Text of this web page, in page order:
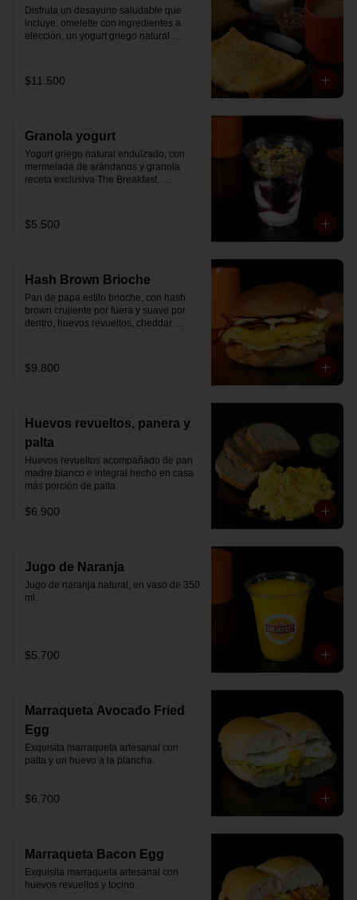
Disfruta un desayuno saludable que
incluye: omelette con ingredientes a
elección, un yogurt griego natural
Breakfast y granola (endulzada con
miel), más un café o té a elección y un
$11.500
Granola yogurt
Yogurt griego natural endulzado, con
mermelada de arándanos y granola
receta exclusiva The Breakfast.
$5.500
Hash Brown Brioche
Pan de papa estilo brioche, con hash
brown crujiente por fuera y suave por
dentro, huevos revueltos, cheddar
partir el día en modo desayuno buffet.
$9.800
Huevos revueltos, panera y
palta
Huevos revueltos acompañado de pan
madre blanco e integral hecho en casa
más porción de palta.
$6.900
Jugo de Naranja
Jugo de naranja natural, en vaso de 350
ml.
$5.700
Marraqueta Avocado Fried
Egg
Exquisita marraqueta artesanal con
palta y un huevo a la plancha.
$6.700
Marraqueta Bacon Egg
Exquisita marraqueta artesanal con
huevos revueltos y tocino.